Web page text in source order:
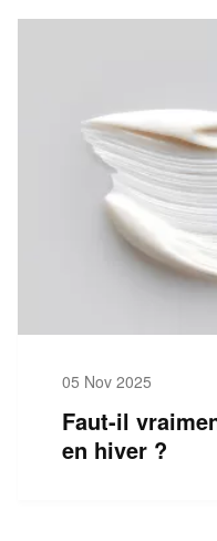
05 Nov 2025
Faut-il
en hiver ?